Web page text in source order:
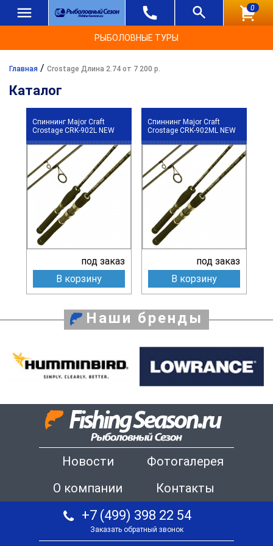
0
РЫБОЛОВНЫЕ ТУРЫ
Главная / Crostage Длина 2.74 от 7 200 р.
Каталог
Спиннинг Major Craft
Crostage CRK-902L NEW
под заказ
В корзину
Спиннинг Major Craft
Crostage CRK-902ML NEW
под заказ
В корзину
Наши бренды
Новости
Фотогалерея
О компании
Контакты
+7 (499) 398 22 54
Заказать обратный звонок